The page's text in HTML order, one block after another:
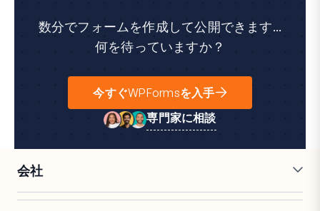
数分でフォームを作成して公開できます...
何を待っていますか？
今すぐWPFormsを入手
専門家に相談
会社
採用情報
アフィリエイト